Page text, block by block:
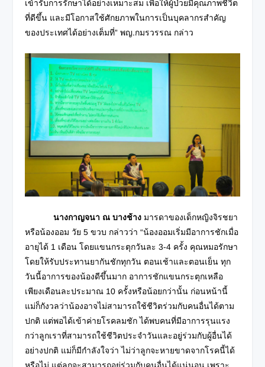
เข้ารับการรักษาได้อย่างเหมาะสม เพื่อให้ผู้ป่วยมีคุณภาพชีวิต
ที่ดีขึ้น และมีโอกาสใช้ศักยภาพในการเป็นบุคลากรสำคัญ
ของประเทศได้อย่างเต็มที่” พญ.กมรวรรณ กล่าว
นางกาญจนา ณ บางช้าง มารดาของเด็กหญิงจิรชยา
หรือน้องออม วัย 5 ขวบ กล่าวว่า “น้องออมเริ่มมีอาการชักเมื่อ
อายุได้ 1 เดือน โดยแขนกระตุกวันละ 3-4 ครั้ง คุณหมอรักษา
โดยให้รับประทานยากันชักทุกวัน ตอนเช้าและตอนเย็น ทุก
วันนี้อาการของน้องดีขึ้นมาก อาการชักแขนกระตุกเหลือ
เพียงเดือนละประมาณ 10 ครั้งหรือน้อยกว่านั้น ก่อนหน้านี้
แม่ก็กังวลว่าน้องอาจไม่สามารถใช้ชีวิตร่วมกับคนอื่นได้ตาม
ปกติ แต่พอได้เข้าค่ายโรคลมชัก ได้พบคนที่มีอาการรุนแรง
กว่าลูกเราที่สามารถใช้ชีวิตประจำวันและอยู่ร่วมกับผู้อื่นได้
อย่างปกติ แม่ก็มีกำลังใจว่า ไม่ว่าลูกจะหายขาดจากโรคนี้ได้
หรือไม่ แต่ลูกจะสามารถอยู่ร่วมกับคนอื่นได้แน่นอน เพราะ